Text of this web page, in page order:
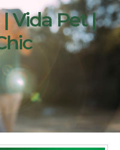
Vida Pet |